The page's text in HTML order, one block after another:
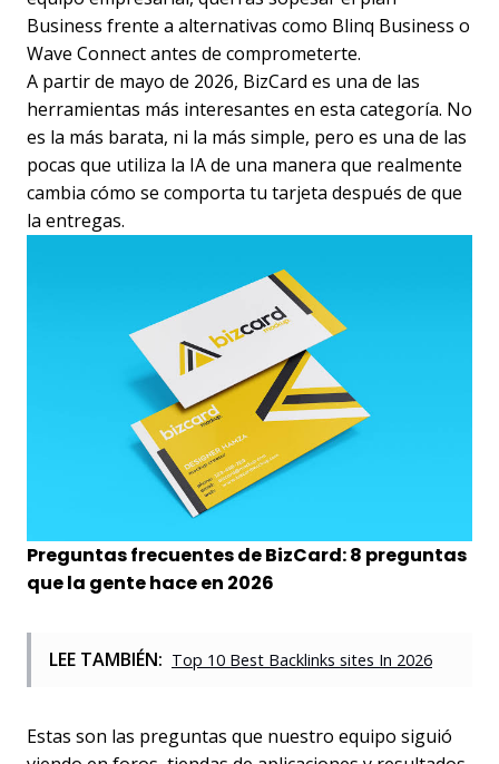
Business frente a alternativas como Blinq Business o
Wave Connect antes de comprometerte.
A partir de mayo de 2026, BizCard es una de las
herramientas más interesantes en esta categoría. No
es la más barata, ni la más simple, pero es una de las
pocas que utiliza la IA de una manera que realmente
cambia cómo se comporta tu tarjeta después de que
la entregas.
Preguntas frecuentes de BizCard: 8 preguntas
que la gente hace en 2026
LEE TAMBIÉN: Top 10 Best Backlinks sites In 2026
Estas son las preguntas que nuestro equipo siguió